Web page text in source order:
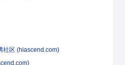
社区 (hiascend.com)